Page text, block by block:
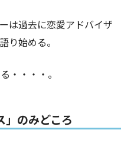
は過去に恋愛アドバイザ
り始める。
・・・・。
」のみどころ